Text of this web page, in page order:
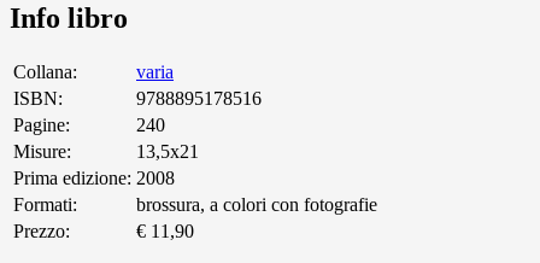
Info libro
Collana:
varia
ISBN:
9788895178516
Pagine:
240
Misure:
13,5x21
Prima edizione: 2008
Formati:
brossura, a colori con fotografie
Prezzo:
€ 11,90